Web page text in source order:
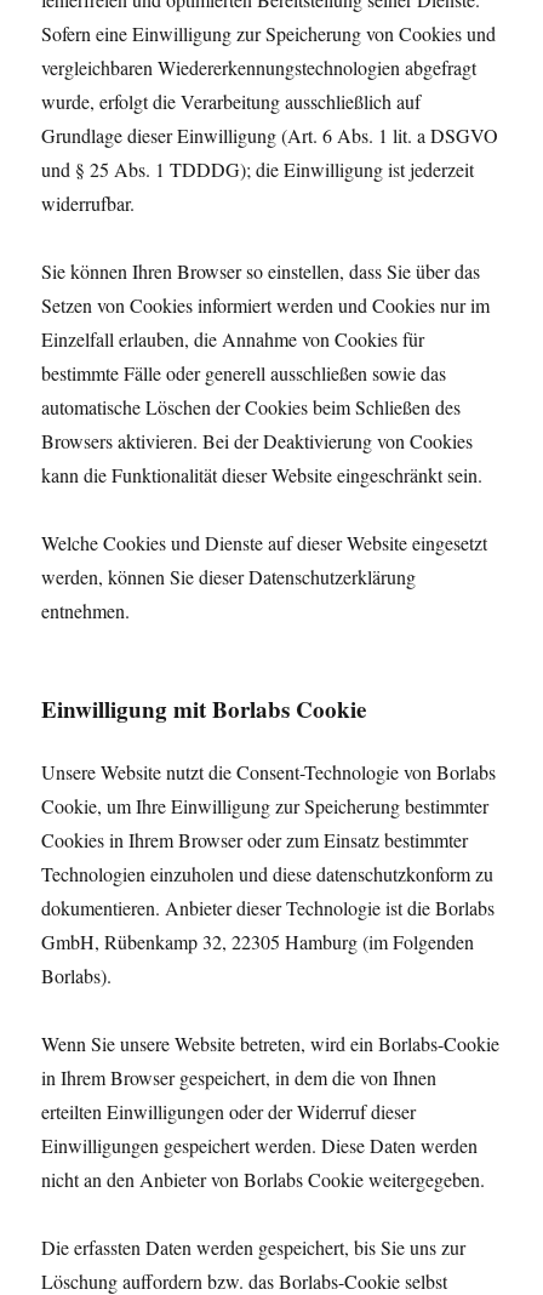
Sofern eine Einwilligung zur Speicherung von Cookies und
vergleichbaren Wiedererkennungstechnologien abgefragt
wurde, erfolgt die Verarbeitung ausschließlich auf
Grundlage dieser Einwilligung (Art. 6 Abs. 1 lit. a DSGVO
und § 25 Abs. 1 TDDDG); die Einwilligung ist jederzeit
widerrufbar.
Sie können Ihren Browser so einstellen, dass Sie über das
Setzen von Cookies informiert werden und Cookies nur im
Einzelfall erlauben, die Annahme von Cookies für
bestimmte Fälle oder generell ausschließen sowie das
automatische Löschen der Cookies beim Schließen des
Browsers aktivieren. Bei der Deaktivierung von Cookies
kann die Funktionalität dieser Website eingeschränkt sein.
Welche Cookies und Dienste auf dieser Website eingesetzt
werden, können Sie dieser Datenschutzerklärung
entnehmen.
Einwilligung mit Borlabs Cookie
Unsere Website nutzt die Consent-Technologie von Borlabs
Cookie, um Ihre Einwilligung zur Speicherung bestimmter
Cookies in Ihrem Browser oder zum Einsatz bestimmter
Technologien einzuholen und diese datenschutzkonform zu
dokumentieren. Anbieter dieser Technologie ist die Borlabs
GmbH, Rübenkamp 32, 22305 Hamburg (im Folgenden
Borlabs).
Wenn Sie unsere Website betreten, wird ein Borlabs-Cookie
in Ihrem Browser gespeichert, in dem die von Ihnen
erteilten Einwilligungen oder der Widerruf dieser
Einwilligungen gespeichert werden. Diese Daten werden
nicht an den Anbieter von Borlabs Cookie weitergegeben.
Die erfassten Daten werden gespeichert, bis Sie uns zur
Löschung auffordern bzw. das Borlabs-Cookie selbst